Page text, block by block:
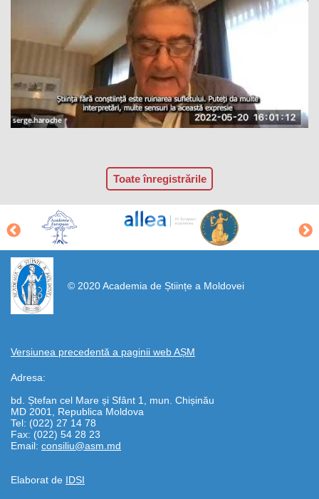
Toate înregistrările
© 2020 Academia de Științe a Moldovei
Versiunea precedentă a paginii web AȘM
Adresa:
bd. Ștefan cel Mare și Sfânt 1, mun. Chișinău
MD 2001, Republica Moldova
Tel: (022) 27 14 78
Fax: (022) 54 28 23
Email: consiliu@asm.md
Elaborat de IDSI
https://propletenie.ru/